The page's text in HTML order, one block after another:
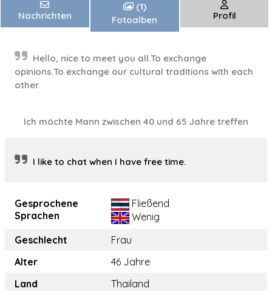
Nachrichten
(1)
Fotoalben
Profil
Hello, nice to meet you all.To exchange
opinions.To exchange our cultural traditions with each
other.
Ich möchte Mann zwischen 40 und 65 Jahre treffen
I like to chat when I have free time.
Gesprochene
Sprachen
Fließend
Wenig
Geschlecht
Frau
Alter
46 Jahre
Land
Thailand